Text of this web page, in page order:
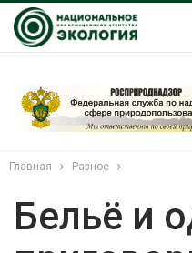
Главная Разное
Бельё и